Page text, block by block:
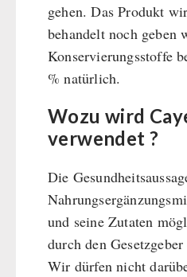
gehen. Das Produkt
behandelt noch geben
Konservierungsstoffe
% natürlich.
Wozu wird
verwendet ?
Die
und seine Zutaten
durch den
Wir dürfen nicht